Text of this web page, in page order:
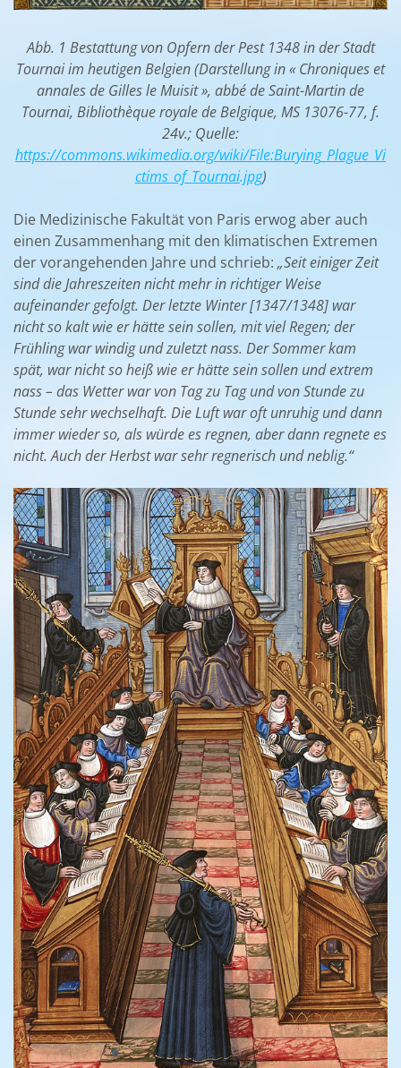
Abb. 1 Bestattung von Opfern der Pest 1348 in der Stadt
Tournai im heutigen Belgien (Darstellung in « Chroniques et
annales de Gilles le Muisit », abbé de Saint-Martin de
Tournai, Bibliothèque royale de Belgique, MS 13076-77, f.
24v.; Quelle:
https://commons.wikimedia.org/wiki/File:Burying_Plague_Vi
ctims_of_Tournai.jpg)
Die Medizinische Fakultät von Paris erwog aber auch
einen Zusammenhang mit den klimatischen Extremen
der vorangehenden Jahre und schrieb: „Seit einiger Zeit
sind die Jahreszeiten nicht mehr in richtiger Weise
aufeinander gefolgt. Der letzte Winter [1347/1348] war
nicht so kalt wie er hätte sein sollen, mit viel Regen; der
Frühling war windig und zuletzt nass. Der Sommer kam
spät, war nicht so heiß wie er hätte sein sollen und extrem
nass – das Wetter war von Tag zu Tag und von Stunde zu
Stunde sehr wechselhaft. Die Luft war oft unruhig und dann
immer wieder so, als würde es regnen, aber dann regnete es
nicht. Auch der Herbst war sehr regnerisch und neblig.“